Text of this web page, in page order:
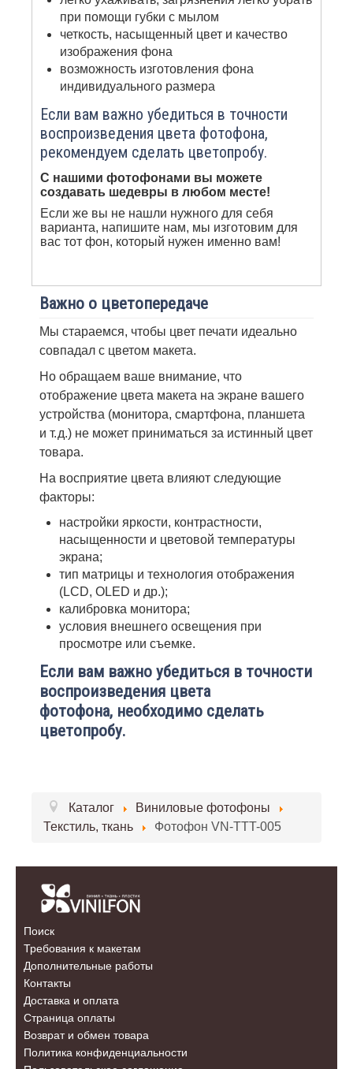
при помощи губки с мылом
четкость, насыщенный цвет и качество
изображения фона
возможность изготовления фона
индивидуального размера
Если вам важно убедиться в точности
воспроизведения цвета фотофона,
рекомендуем сделать цветопробу.
С нашими фотофонами вы можете
создавать шедевры в любом месте!
Если же вы не нашли нужного для себя
варианта, напишите нам, мы изготовим для
вас тот фон, который нужен именно вам!
Важно о цветопередаче
Мы стараемся, чтобы цвет печати идеально
совпадал с цветом макета.
Но обращаем ваше внимание, что
отображение цвета макета на экране вашего
устройства (монитора, смартфона, планшета
и т. д.) не может приниматься за истинный цвет
товара.
На восприятие цвета влияют следующие
факторы:
настройки яркости, контрастности,
насыщенности и цветовой температуры
экрана;
тип матрицы и технология отображения
(LCD, OLED и др.);
калибровка монитора;
условия внешнего освещения при
просмотре или съемке.
Если вам важно убедиться в точности
воспроизведения цвета
фотофона, необходимо сделать
цветопробу.
Каталог
Виниловые фотофоны
Текстиль, ткань
Фотофон VN-TTT-005
Поиск
Требования к макетам
Дополнительные работы
Контакты
Доставка и оплата
Страница оплаты
Возврат и обмен товара
Политика конфиденциальности